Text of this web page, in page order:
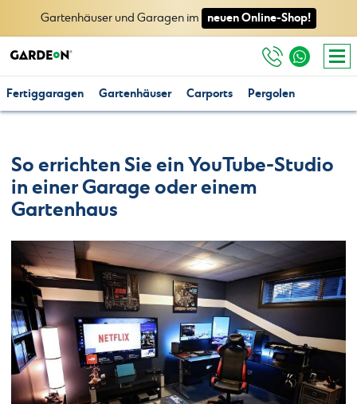
Gartenhäuser und Garagen im neuen Online-Shop!
Fertiggaragen Gartenhäuser Carports Pergolen
So errichten Sie ein YouTube-Studio
in einer Garage oder einem
Gartenhaus